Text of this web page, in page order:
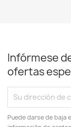
Infórmese
ofertas
Puede darse de baja